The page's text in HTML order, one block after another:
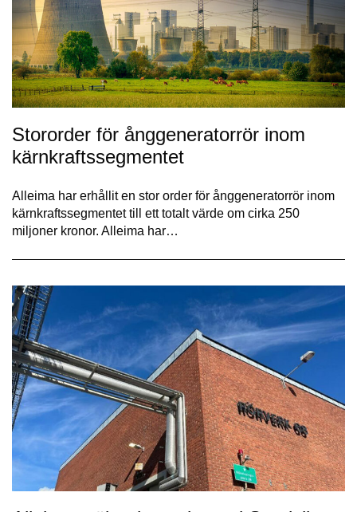
Stororder för ånggeneratorrör inom
kärnkraftssegmentet
Alleima har erhållit en stor order för ånggeneratorrör inom
kärnkraftssegmentet till ett totalt värde om cirka 250
miljoner kronor. Alleima har…